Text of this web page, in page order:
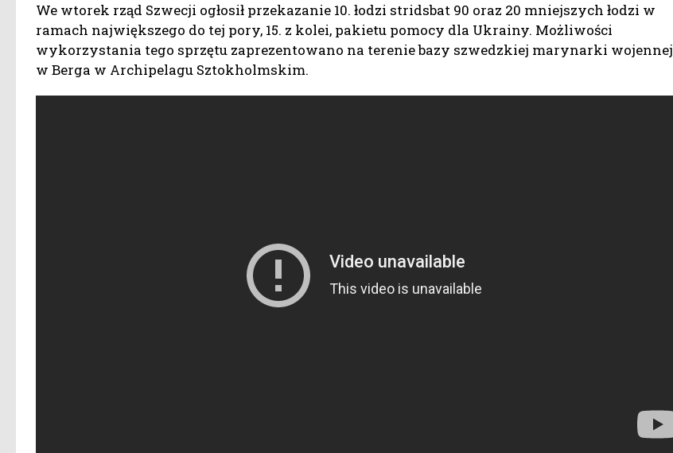
We wtorek rząd Szwecji ogłosił przekazanie 10. łodzi stridsbat 90 oraz 20 mniejszych łodzi w
ramach największego do tej pory, 15. z kolei, pakietu pomocy dla Ukrainy. Możliwości
wykorzystania tego sprzętu zaprezentowano na terenie bazy szwedzkiej marynarki wojennej
w Berga w Archipelagu Sztokholmskim.